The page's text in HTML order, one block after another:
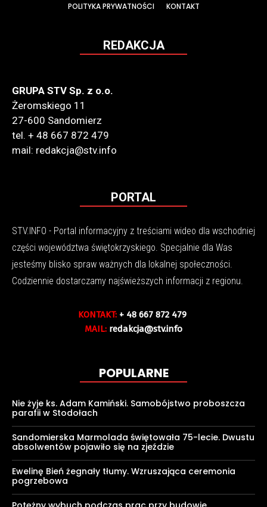
POLITYKA PRYWATNOŚCI
KONTAKT
REDAKCJA
GRUPA STV Sp. z o.o.
Żeromskiego 11
27-600 Sandomierz
tel. + 48 667 872 479
mail: redakcja@stv.info
PORTAL
STV.INFO - Portal informacyjny z treściami wideo dla wschodniej
części województwa świętokrzyskiego. Specjalnie dla Was
jesteśmy blisko spraw ważnych dla lokalnej społeczności.
Codziennie dostarczamy najświeższych informacji z regionu.
KONTAKT: + 48 667 872 479
MAIL: redakcja@stv.info
POPULARNE
Nie żyje ks. Adam Kamiński. Samobójstwo proboszcza
parafii w Stodołach
Sandomierska Marmolada świętowała 75-lecie. Dwustu
absolwentów pojawiło się na zjeździe
Ewelinę Bień żegnały tłumy. Wzruszająca ceremonia
pogrzebowa